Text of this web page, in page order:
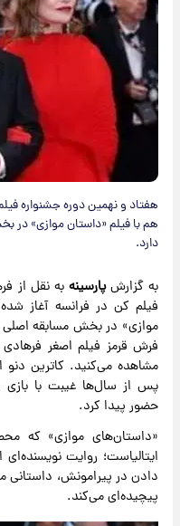
هفتاد و نهمین دوره جشنواره
هم با فیلم «داستان موازی» در
دارد.
به گزارشپارسینه به نقل از
فیلم کن در فرانسه آغاز
موازی» در بخش مسابقه اصلی
فرش قرمز فیلم اصغر فرهادی
مشاهده می‌کنید. کاترین دنو
پس از سال‌ها غیبت با بازی
حضور پیدا کرد.
«داستان‌های موازی» که
ایتالیاست؛ روایت
دادن در پیرامونش، داستانی
پیچیده‌ای می‌کند.